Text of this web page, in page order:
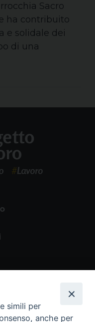
Sacro
ha contribuito
e solidale dei
di una
simili per
anche per